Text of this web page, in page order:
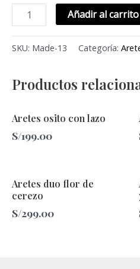
Añadir al carrito
SKU: Made-13 Categoría:
Productos
Aretes osito con lazo
S/199.00
Aretes duo flor de
cerezo
S/299.00